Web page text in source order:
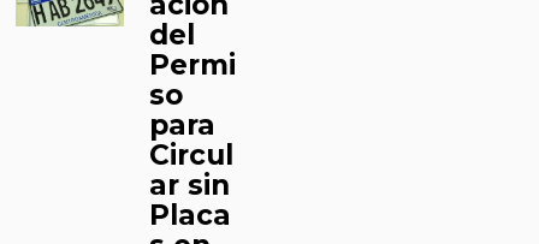
del
Permi
so
para
Circul
ar sin
Placa